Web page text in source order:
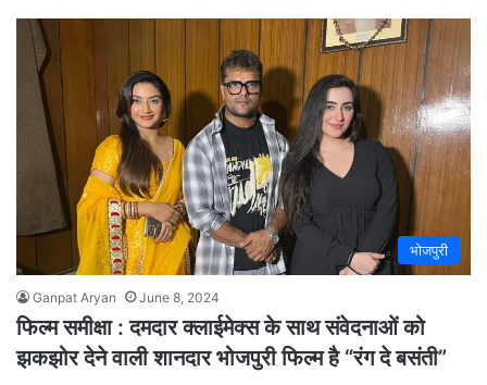
भोजपुरी
Ganpat Aryan June 8, 2024
फिल्म समीक्षा : दमदार क्लाईमेक्स के साथ संवेदनाओं को
झकझोर देने वाली शानदार भोजपुरी फिल्म है “रंग दे बसंती”